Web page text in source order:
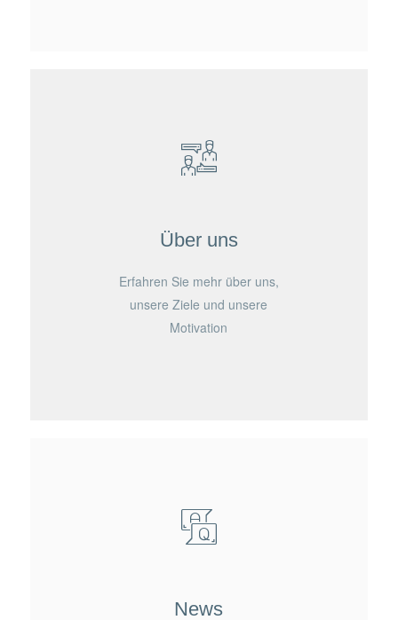
Über uns
Erfahren Sie mehr über uns,
unsere Ziele und unsere
Motivation
News